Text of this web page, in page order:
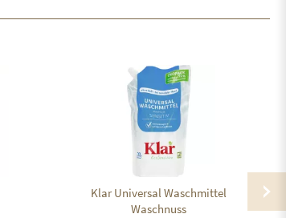
Klar Universal Waschmittel
Waschnuss